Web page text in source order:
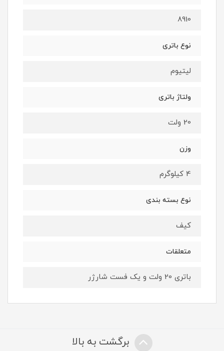
8910
نوع باتری
لیتیوم
ولتاژ باتری
20 ولت
وزن
4 کیلوگرم
نوع بسته ‌بندی
کیف
متعلقات
باتری 20 ولت و یک فست شارژر
برگشت به بالا